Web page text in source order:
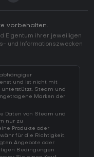
vorbehalten.
Eigentum ihrer jeweiligen
und Informationszwecken
und ist nicht mit
unterstützt. Steam und
Marken der
Daten von Steam und
nur zu
Produkte oder
für die Richtigkeit,
Angebote oder
Bedingungen